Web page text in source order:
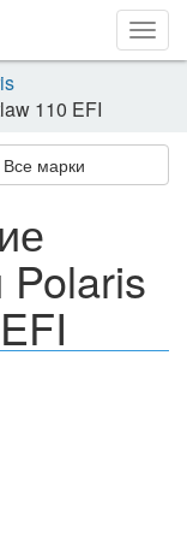
110 EFI
Все марки
Polaris